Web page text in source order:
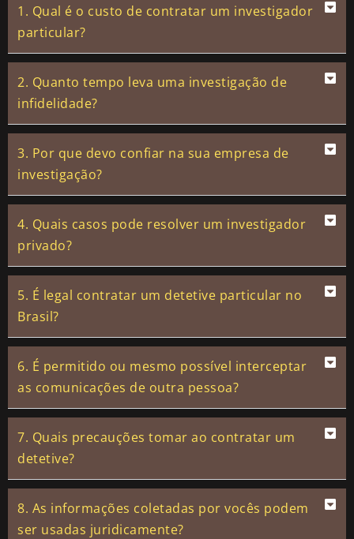
1. Qual é o custo de contratar um investigador
particular?
2. Quanto tempo leva uma investigação de
infidelidade?
3. Por que devo confiar na sua empresa de
investigação?
4. Quais casos pode resolver um investigador
privado?
5. É legal contratar um detetive particular no
Brasil?
6. É permitido ou mesmo possível interceptar
as comunicações de outra pessoa?
7. Quais precauções tomar ao contratar um
detetive?
8. As informações coletadas por vocês podem
ser usadas juridicamente?